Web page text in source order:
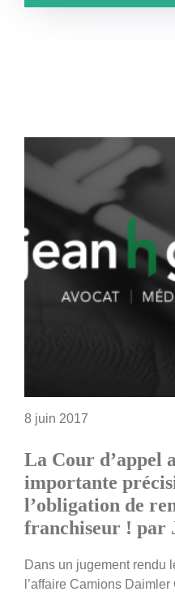
8 juin 2017
La Cour d’appel
importante
l’obligation de
franchiseur ! par
Dans un jugement rendu
l’affaire Camions